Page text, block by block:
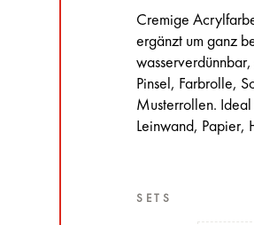
Cremige
ergänzt um ganz
Pinsel, Farbrolle,
Musterrollen.
Leinwand, Papier,
SETS